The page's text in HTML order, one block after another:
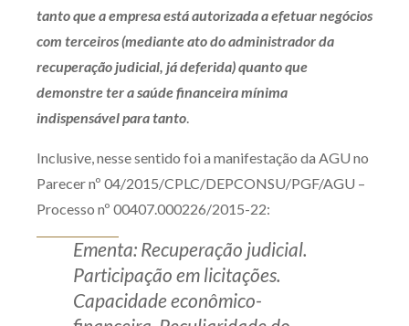
tanto que a empresa está autorizada a efetuar negócios
com terceiros (mediante ato do administrador da
recuperação judicial, já deferida) quanto que
demonstre ter a saúde financeira mínima
indispensável para tanto.
Inclusive, nesse sentido foi a manifestação da AGU no
Parecer nº 04/2015/CPLC/DEPCONSU/PGF/AGU –
Processo nº 00407.000226/2015-22:
Ementa: Recuperação judicial.
Participação em licitações.
Capacidade econômico-